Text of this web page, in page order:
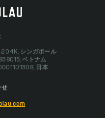
シンガポール
ベトナム
日本
せ